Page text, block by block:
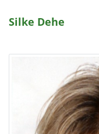
Silke Dehe